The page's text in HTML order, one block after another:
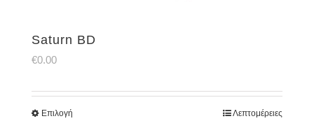
Saturn BD
€0.00
Επιλογή Λεπτομέρειες